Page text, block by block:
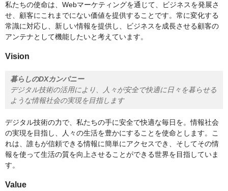
私たちの使命は、Webマーケティングを通じて、ビジネスを発展さ
せ、顧客にこれまでにない価値を提供することです。常に変化する
常識に対応し、新しい情報を提供し、ビジネスを成長させる顧客の
アンテナとして機能したいと考えています。
Vision
暮らしのDXカンパニー
デジタル技術の活用により、人々が安全で快適に日々を暮らせる
ような情報社会の実現を目指します
デジタル技術の力で、私たちの手に安全で快適な毎日を。情報社会
の実現を目指し、人々の生活を豊かにすることを使命とします。こ
れは、誰もが信頼できる情報に簡単にアクセスでき、そしてその情
報を使って生活の質を向上させることができる世界を目指していま
す。
Value